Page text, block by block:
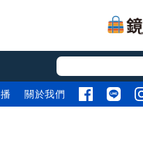
關於我們